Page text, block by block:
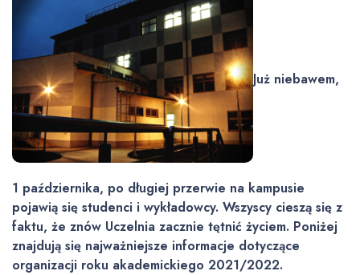
Już niebawem,
1 października, po długiej przerwie na kampusie
pojawią się studenci i wykładowcy. Wszyscy cieszą się z
faktu, że znów Uczelnia zacznie tętnić życiem. Poniżej
znajdują się najważniejsze informacje dotyczące
organizacji roku akademickiego 2021/2022.